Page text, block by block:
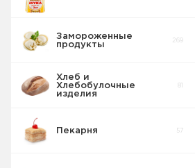
Замороженные
продукты
269
Хлеб и
Хлебобулочные
изделия
81
Пекарня 57